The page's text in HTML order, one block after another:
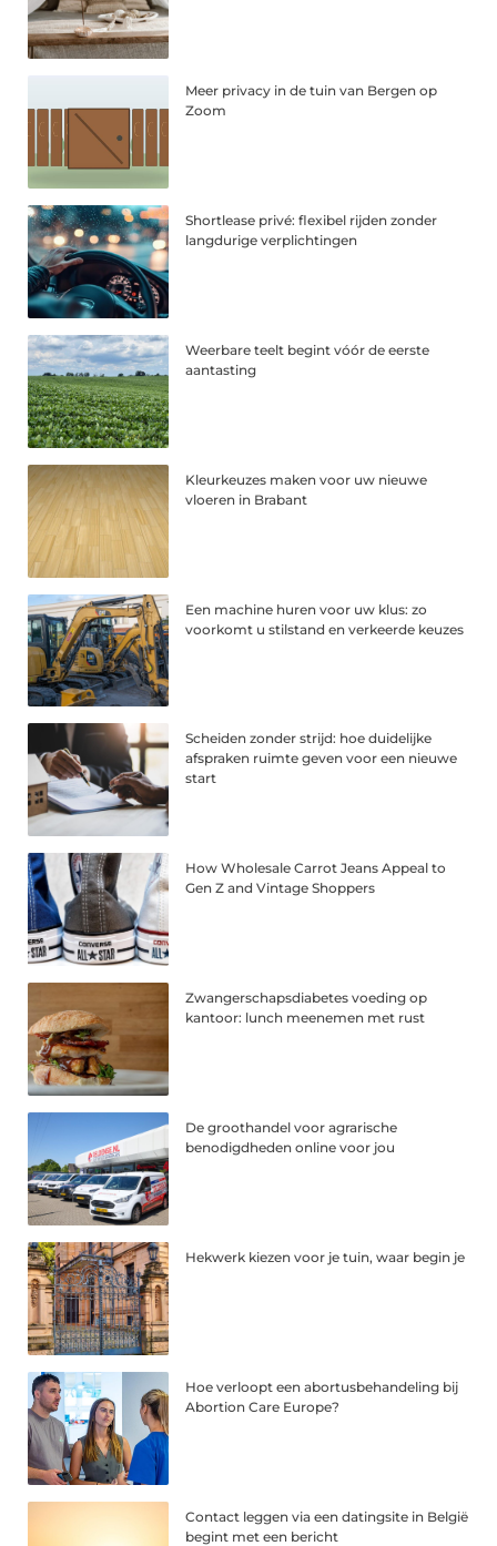
Meer privacy in de tuin van Bergen op
Zoom
Shortlease privé: flexibel rijden zonder
langdurige verplichtingen
Weerbare teelt begint vóór de eerste
aantasting
Kleurkeuzes maken voor uw nieuwe
vloeren in Brabant
Een machine huren voor uw klus: zo
voorkomt u stilstand en verkeerde keuzes
Scheiden zonder strijd: hoe duidelijke
afspraken ruimte geven voor een nieuwe
start
How Wholesale Carrot Jeans Appeal to
Gen Z and Vintage Shoppers
Zwangerschapsdiabetes voeding op
kantoor: lunch meenemen met rust
De groothandel voor agrarische
benodigdheden online voor jou
Hekwerk kiezen voor je tuin, waar begin je
Hoe verloopt een abortusbehandeling bij
Abortion Care Europe?
Contact leggen via een datingsite in België
begint met een bericht